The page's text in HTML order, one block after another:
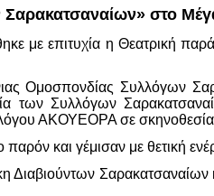
στο
με επιτυχία η Θεατρική
Ομοσπονδίας Συλλόγων
των Συλλόγων
ΑΚΟΥΕΟΡΑ σε
και γέμισαν με θετική
Σαρακατσαναίων